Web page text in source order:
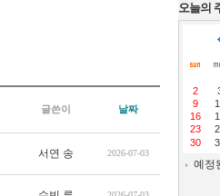
글쓴이 날짜
서연 송 2026-07-03
오늘의
2
9
16
23
30
예정